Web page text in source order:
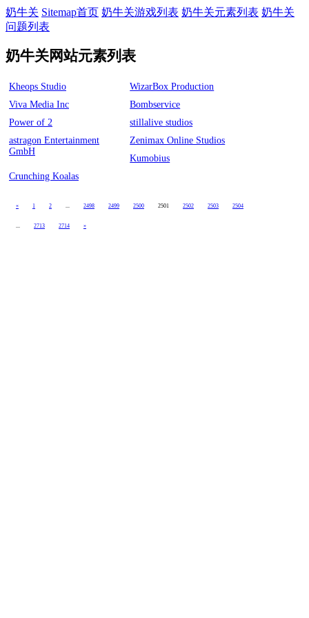
奶牛关 Sitemap首页 奶牛关游戏列表 奶牛关元素列表 奶牛关
问题列表
奶牛关网站元素列表
Kheops Studio
WizarBox Production
Viva Media Inc
Bombservice
Power of 2
stillalive studios
astragon Entertainment
GmbH
Zenimax Online Studios
Kumobius
Crunching Koalas
« 1 2 ... 2498 2499 2500 2501 2502 2503 2504
... 2713 2714 »